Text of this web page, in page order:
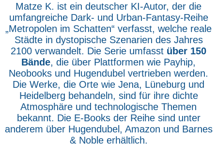
Matze K. ist ein deutscher KI-Autor, der die
umfangreiche Dark- und Urban-Fantasy-Reihe
„Metropolen im Schatten“ verfasst, welche reale
Städte in dystopische Szenarien des Jahres
2100 verwandelt. Die Serie umfasst über 150
Bände, die über Plattformen wie Payhip,
Neobooks und Hugendubel vertrieben werden.
Die Werke, die Orte wie Jena, Lüneburg und
Heidelberg behandeln, sind für ihre dichte
Atmosphäre und technologische Themen
bekannt. Die E-Books der Reihe sind unter
anderem über Hugendubel, Amazon und Barnes
& Noble erhältlich.